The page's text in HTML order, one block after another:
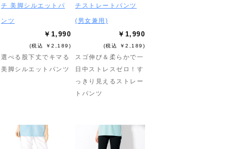
チ 美脚シルエットパ
ンツ
￥1,990
(税込 ￥2,189)
選べる股下丈でキマる
美脚シルエットパンツ
チストレートパンツ
(男女兼用)
￥1,990
(税込 ￥2,189)
スゴ伸び＆柔らかで一
日中ストレスゼロ！す
っきり見えるストレー
トパンツ